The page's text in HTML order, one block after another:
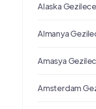
Alaska
Almanya
Amasya
Amsterdam